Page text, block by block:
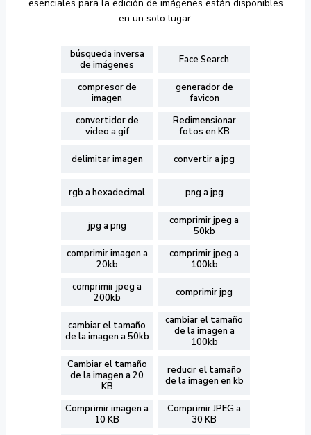
esenciales para la edición de imágenes están disponibles
en un solo lugar.
búsqueda inversa
de imágenes
Face Search
compresor de
imagen
generador de
favicon
convertidor de
video a gif
Redimensionar
fotos en KB
delimitar imagen convertir a jpg
rgb a hexadecimal png a jpg
jpg a png
comprimir jpeg a
50kb
comprimir imagen a
20kb
comprimir jpeg a
100kb
comprimir jpeg a
200kb
comprimir jpg
cambiar el tamaño
de la imagen a 50kb
cambiar el tamaño
de la imagen a
100kb
Cambiar el tamaño
de la imagen a 20
KB
reducir el tamaño
de la imagen en kb
Comprimir imagen a
10 KB
Comprimir JPEG a
30 KB